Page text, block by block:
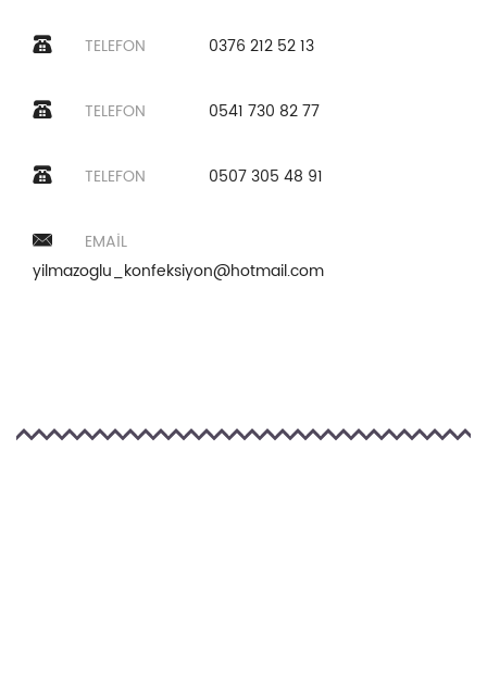
TELEFON 0376 212 52 13
TELEFON 0541 730 82 77
TELEFON 0507 305 48 91
EMAIL
yilmazoglu_konfeksiyon@hotmail.com